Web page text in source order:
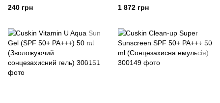
240 грн 1 872 грн